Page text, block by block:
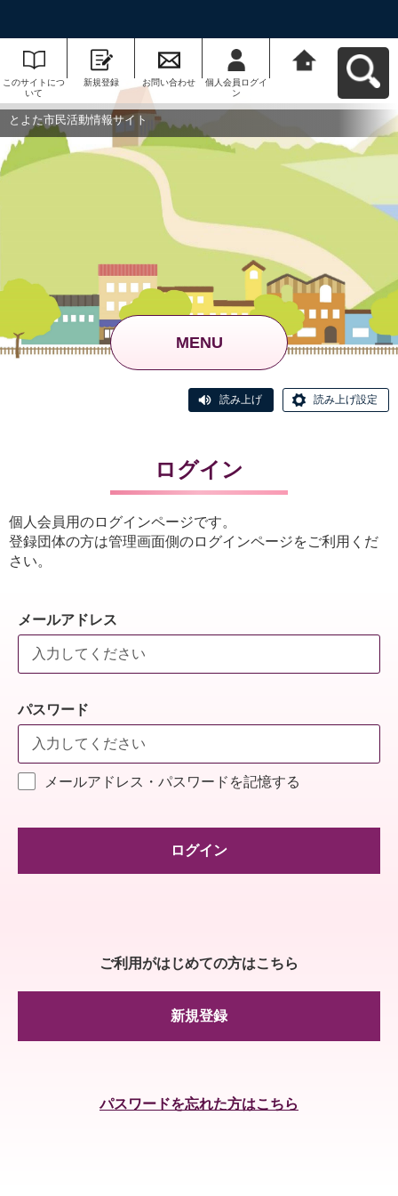
このサイトにつ
いて
新規登録 お問い合わせ
個人会員ログイ
ン
る
とよた市民活動情報サイト
MENU
読み上げ 読み上げ設定
ログイン
個人会員用のログインページです。
登録団体の方は管理画面側のログインページをご利用くだ
さい。
メールアドレス
パスワード
メールアドレス・パスワードを記憶する
ログイン
ご利用がはじめての方はこちら
新規登録
パスワードを忘れた方はこちら